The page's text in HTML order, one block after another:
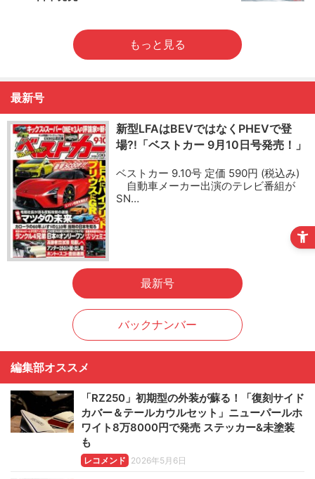
もっと見る
最新号
新型LFAはBEVではなくPHEVで登
場?!「ベストカー 9月10日号発売！」
ベストカー 9.10号 定価 590円 (税込み)
自動車メーカー出演のテレビ番組が
SN…
最新号
バックナンバー
編集部オススメ
「RZ250」初期型の外装が蘇る！「復刻サイド
カバー＆テールカウルセット」ニューパールホ
ワイト8万8000円で発売 ステッカー&未塗装
も
レコメンド 2026年5月6日